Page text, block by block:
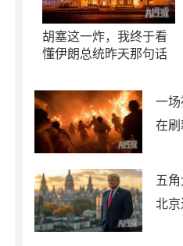
胡塞这一炸，我终于看
懂伊朗总统昨天那句话
一
在刷
五
北京